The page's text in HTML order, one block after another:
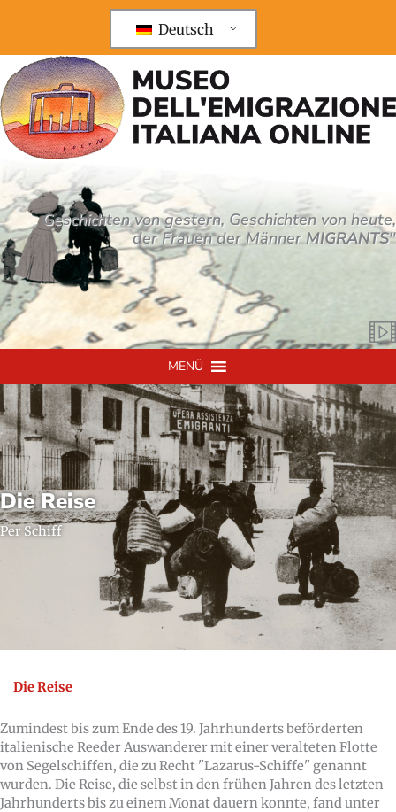
Deutsch
Geschichten von gestern, Geschichten von heute,
der Frauen der MännerMIGRANTS"
MENÜ
Die Reise
Per Schiff
Zumindest bis zum Ende des 19. Jahrhunderts beförderten
italienische Reeder Auswanderer mit einer veralteten Flotte
von Segelschiffen, die zu Recht "Lazarus-Schiffe" genannt
wurden. Die Reise, die selbst in den frühen Jahren des letzten
Jahrhunderts bis zu einem Monat dauern konnte, fand unter
Die Reise